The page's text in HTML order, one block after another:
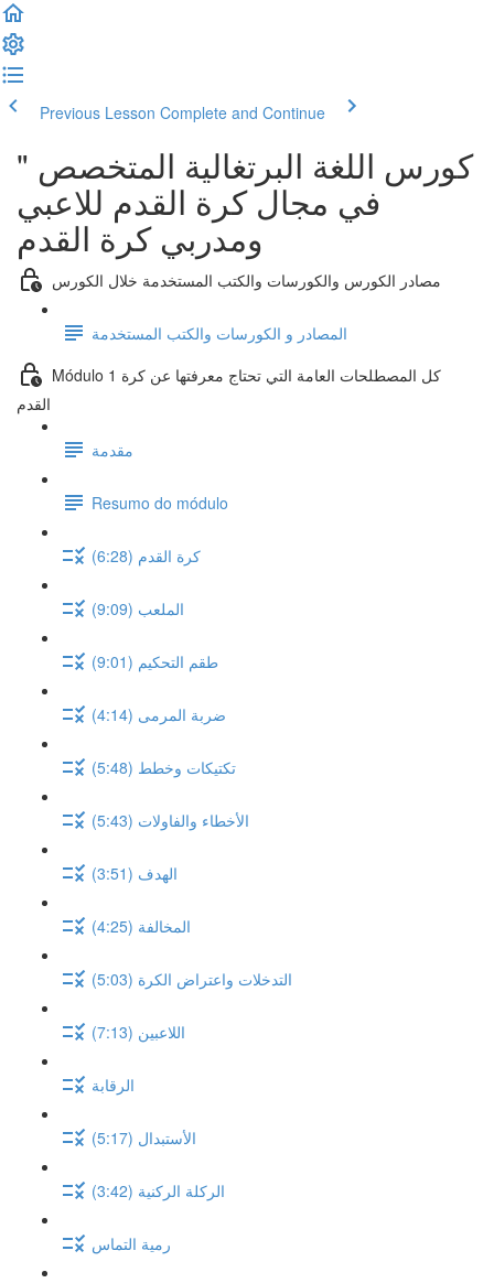
Previous Lesson Complete and Continue
" كورس اللغة البرتغالية المتخصص
في مجال كرة القدم للاعبي
ومدربي كرة القدم
مصادر الكورس والكورسات والكتب المستخدمة خلال الكورس
المصادر و الكورسات والكتب المستخدمة
Módulo 1 كل المصطلحات العامة التي تحتاج معرفتها عن كرة
القدم
مقدمة
Resumo do módulo
كرة القدم (6:28)
الملعب (9:09)
طقم التحكيم (9:01)
ضربة المرمى (4:14)
تكتيكات وخطط (5:48)
الأخطاء والفاولات (5:43)
الهدف (3:51)
المخالفة (4:25)
التدخلات واعتراض الكرة (5:03)
اللاعبين (7:13)
الرقابة
الأستبدال (5:17)
الركلة الركنية (3:42)
رمية التماس